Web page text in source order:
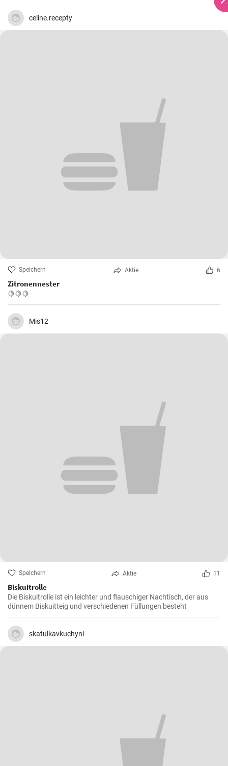
celine.recepty
Speichern Aktie 6
Zitronennester
🍋🍋🍋
Mis12
Speichern Aktie 11
Biskuitrolle
Die Biskuitrolle ist ein leichter und flauschiger Nachtisch, der aus
dünnem Biskuitteig und verschiedenen Füllungen besteht
skatulkavkuchyni